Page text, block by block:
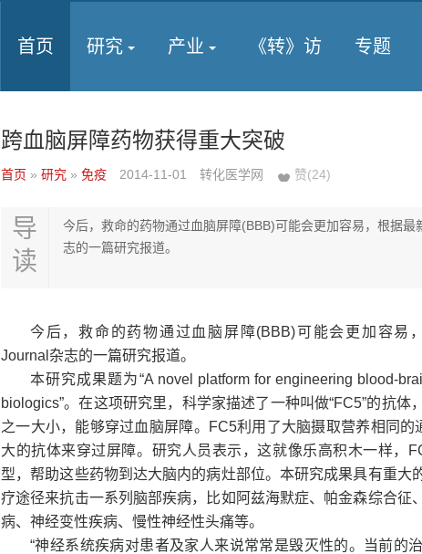
首页 研究 产业 《转》访 专题
跨血脑屏障药物获得重大突破
首页 » 研究 » 免疫 2014-11-01 转化医学网 赞(24)
导
读
今后，救命的药物通过血脑屏障(BBB)可能会更加容易，根据
志的一篇研究报道。
今后，救命的药物通过血脑屏障(BBB)可能会更加容易
Journal杂志的一篇研究报道。
本研究成果题为“A novel platform for engineering blood-
biologics”。在这项研究里，科学家描述了一种叫做“FC5”的抗体
之一大小，能够穿过血脑屏障。FC5利用了大脑摄取营养相同的
大的抗体来穿过屏障。研究人员表示，这就像乐高积木一样，
型，帮助这些药物到达大脑内的病灶部位。本研究成果具有重大
疗途径来抗击一系列脑部疾病，比如阿兹海默症、帕金森综合征
病、神经变性疾病、慢性神经性头痛等。
“神经系统疾病对患者及家人来说常常是毁灭性的。当前的